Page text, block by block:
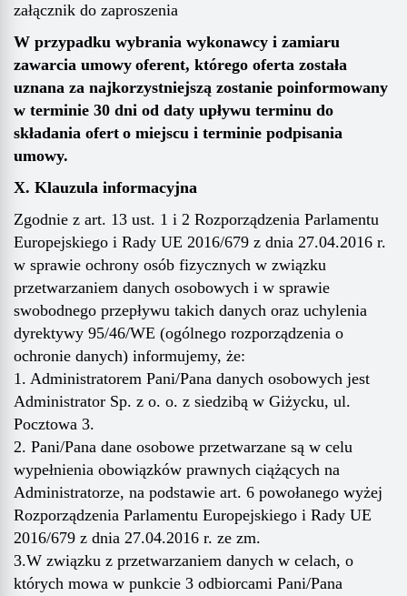
załącznik do zaproszenia
W przypadku wybrania wykonawcy i zamiaru
zawarcia umowy oferent, którego oferta została
uznana za najkorzystniejszą zostanie poinformowany
w terminie 30 dni od daty upływu terminu do
składania ofert o miejscu i terminie podpisania
umowy.
X. Klauzula informacyjna
Zgodnie z art. 13 ust. 1 i 2 Rozporządzenia Parlamentu
Europejskiego i Rady UE 2016/679 z dnia 27.04.2016 r.
w sprawie ochrony osób fizycznych w związku
przetwarzaniem danych osobowych i w sprawie
swobodnego przepływu takich danych oraz uchylenia
dyrektywy 95/46/WE (ogólnego rozporządzenia o
ochronie danych) informujemy, że:
1. Administratorem Pani/Pana danych osobowych jest
Administrator Sp. z o. o. z siedzibą w Giżycku, ul.
Pocztowa 3.
2. Pani/Pana dane osobowe przetwarzane są w celu
wypełnienia obowiązków prawnych ciążących na
Administratorze, na podstawie art. 6 powołanego wyżej
Rozporządzenia Parlamentu Europejskiego i Rady UE
2016/679 z dnia 27.04.2016 r. ze zm.
3.W związku z przetwarzaniem danych w celach, o
których mowa w punkcie 3 odbiorcami Pani/Pana